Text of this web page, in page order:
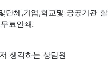
단체,기업,학교및 공공기관 할
료인쇄.
생각하는 상담원